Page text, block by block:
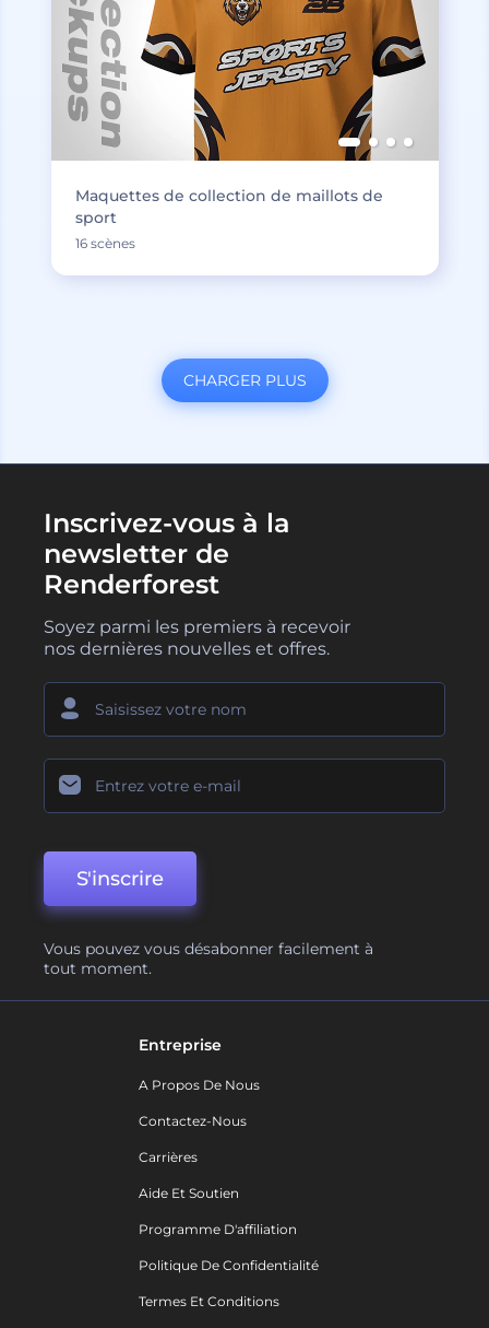
Maquettes de collection de maillots de
sport
16 scènes
CHARGER PLUS
Inscrivez-vous à la
newsletter de
Renderforest
Soyez parmi les premiers à recevoir
nos dernières nouvelles et offres.
S'inscrire
Vous pouvez vous désabonner facilement à
tout moment.
Entreprise
A Propos De Nous
Contactez-Nous
Carrières
Aide Et Soutien
Programme D'affiliation
Politique De Confidentialité
Termes Et Conditions